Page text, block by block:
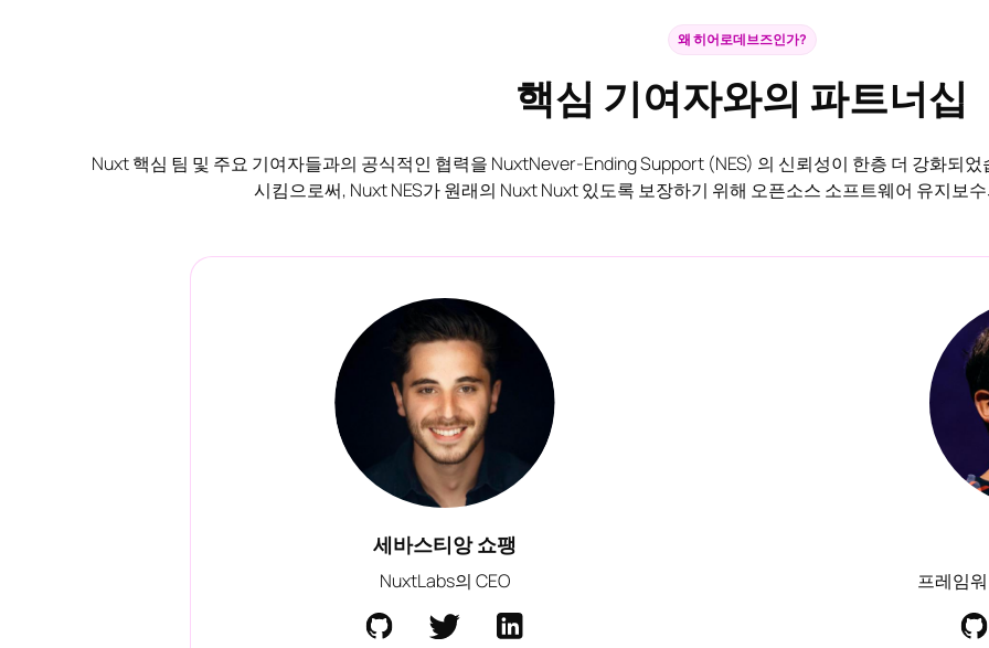
왜 히어로데브즈인가?
핵심 기여자와의 파트너십
Nuxt 핵심 팀 및 주요 기여자들과의 공식적인 협력을 NuxtNever-Ending Support (NES) 의 신뢰성이 한층 더 강화되
시킴으로써, Nuxt NES가 원래의 Nuxt Nuxt 있도록 보장하기 위해 오픈소스 소프트웨어 유지보
세바스티앙 쇼팽
NuxtLabs의 CEO 프레임